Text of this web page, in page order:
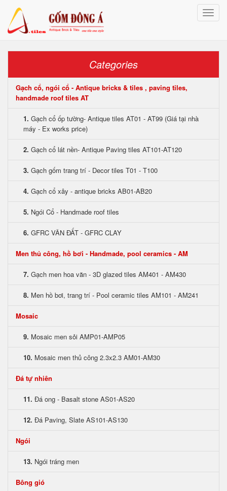
Toggle
Categories
Gạch cổ, ngói cổ - Antique bricks & tiles , paving tiles,
handmade roof tiles AT
1. Gạch cổ ốp tường- Antique tiles AT01 - AT99 (Giá tại nhà
máy - Ex works price)
2. Gạch cổ lát nền- Antique Paving tiles AT101-AT120
3. Gạch gốm trang trí - Decor tiles T01 - T100
4. Gạch cổ xây - antique bricks AB01-AB20
5. Ngói Cổ - Handmade roof tiles
6. GFRC VÂN ĐẤT - GFRC CLAY
Men thủ công, hồ bơi - Handmade, pool ceramics - AM
7. Gạch men hoa văn - 3D glazed tiles AM401 - AM430
8. Men hồ bơi, trang trí - Pool ceramic tiles AM101 - AM241
Mosaic
9. Mosaic men sỏi AMP01-AMP05
10. Mosaic men thủ công 2.3x2.3 AM01-AM30
Đá tự nhiên
11. Đá ong - Basalt stone AS01-AS20
12. Đá Paving, Slate AS101-AS130
Ngói
13. Ngói tráng men
Bông gió